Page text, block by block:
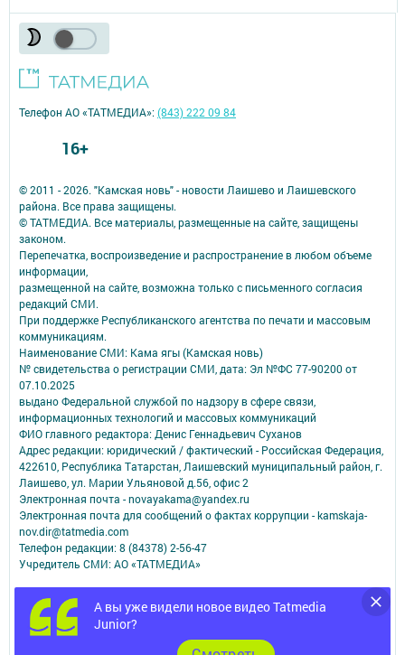
А вы уже видели новое видео Tatmedia
Junior?
© 2011 - 2026. "Камская новь" - новости Лаишево и Лаишевского
района. Все права защищены.
© ТАТМЕДИА. Все материалы, размещенные на сайте, защищены
законом.
Перепечатка, воспроизведение и распространение в любом объеме
информации,
размещенной на сайте, возможна только с письменного согласия
редакций СМИ.
При поддержке Республиканского агентства по печати и массовым
коммуникациям.
Наименование СМИ: Кама ягы (Камская новь)
№ свидетельства о регистрации СМИ, дата: Эл №ФC 77-90200 от
07.10.2025
выдано Федеральной службой по надзору в сфере связи,
информационных технологий и массовых коммуникаций
ФИО главного редактора: Денис Геннадьевич Суханов
Адрес редакции: юридический / фактический - Российская Федерация,
422610, Республика Татарстан, Лаишевский муниципальный район, г.
Лаишево, ул. Марии Ульяновой д.56, офис 2
Электронная почта - novayakama@yandex.ru
Электронная почта для сообщений о фактах коррупции - kamskaja-
nov.dir@tatmedia.com
Телефон редакции: 8 (84378) 2-56-47
Учредитель СМИ: АО «ТАТМЕДИА»
Антикоррупционная политика
АО «ТАТМЕДИА» использует «cookie»для персонализации сервисов и
удобства пользователей сайтом.
Использование «cookie» можно отменить в настройках браузера.
Телефон АО «ТАТМЕДИА»:(843) 222 09 84
16+